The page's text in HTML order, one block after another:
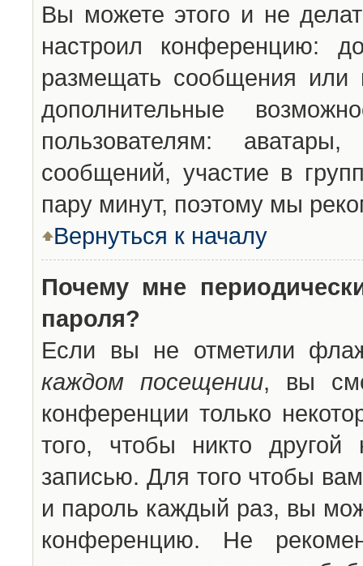
Вы можете этого и не
настроил конференцию:
размещать сообщения или
дополнительные
пользователям:
сообщений, участие в
пару минут, поэтому мы
Вернуться к началу
Почему мне
пароля?
Если вы не отметили
каждом посещении, вы
конференции только
того, чтобы никто другой
записью. Для того чтобы
и пароль каждый раз, вы
конференцию. Не